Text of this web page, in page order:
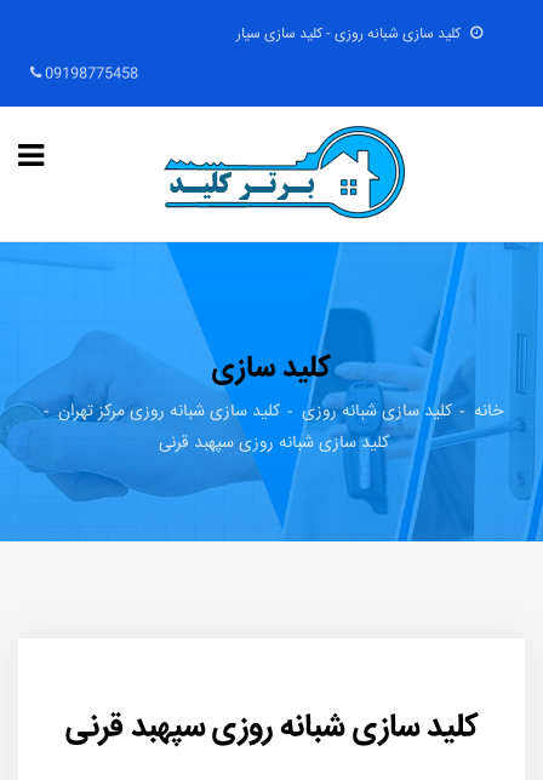
کلید سازی شبانه روزی - کلید سازی سیار
09198775458
کلید سازی
خانه کلید سازی شبانه روزی
کلید سازی شبانه روزی مرکز تهران
کلید سازی شبانه روزی سپهبد قرنی
کلید سازی شبانه روزی سپهبد قرنی